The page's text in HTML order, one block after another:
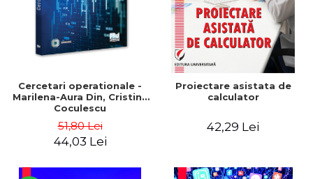
Cercetari operationale -
Marilena-Aura Din, Cristina
Coculescu
51,80 Lei
44,03 Lei
Proiectare asistata de
calculator
42,29 Lei